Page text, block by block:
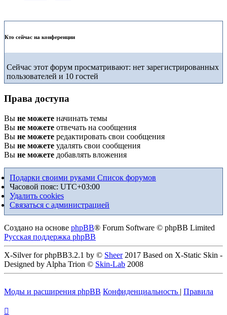
Кто сейчас на конференции
Сейчас этот форум просматривают: нет зарегистрированных
пользователей и 10 гостей
Права доступа
Вы не можете начинать темы
Вы не можете отвечать на сообщения
Вы не можете редактировать свои сообщения
Вы не можете удалять свои сообщения
Вы не можете добавлять вложения
Подарки своими руками Список форумов
Часовой пояс: UTC+03:00
Удалить cookies
Связаться с администрацией
Создано на основе phpBB® Forum Software © phpBB Limited
Русская поддержка phpBB
X-Silver for phpBB3.2.1 by © Sheer2017 Based on X-Static Skin -
Designed by Alpha Trion © Skin-Lab 2008
Моды и расширения phpBB Конфиденциальность | Правила